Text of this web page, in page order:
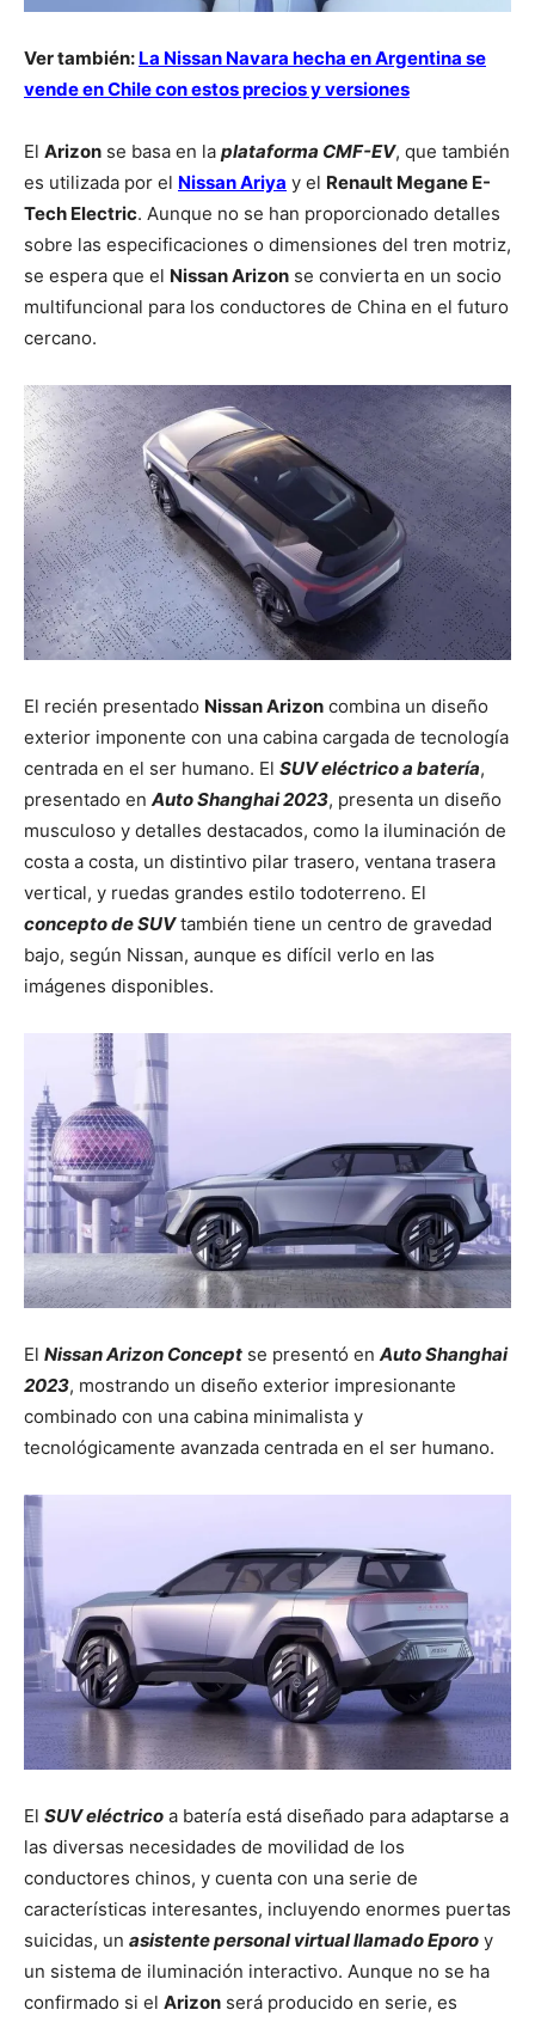
Ver también: La Nissan Navara hecha en Argentina se
vende en Chile con estos precios y versiones
El Arizon se basa en la plataforma CMF-EV, que también
es utilizada por el Nissan Ariya y el Renault Megane E-
Tech Electric. Aunque no se han proporcionado detalles
sobre las especificaciones o dimensiones del tren motriz,
se espera que el Nissan Arizon se convierta en un socio
multifuncional para los conductores de China en el futuro
cercano.
El recién presentado Nissan Arizon combina un diseño
exterior imponente con una cabina cargada de tecnología
centrada en el ser humano. El SUV eléctrico a batería,
presentado en Auto Shanghai 2023, presenta un diseño
musculoso y detalles destacados, como la iluminación de
costa a costa, un distintivo pilar trasero, ventana trasera
vertical, y ruedas grandes estilo todoterreno. El
concepto de SUVtambién tiene un centro de gravedad
bajo, según Nissan, aunque es difícil verlo en las
imágenes disponibles.
El Nissan Arizon Concept se presentó en Auto Shanghai
2023, mostrando un diseño exterior impresionante
combinado con una cabina minimalista y
tecnológicamente avanzada centrada en el ser humano.
El SUV eléctrico a batería está diseñado para adaptarse a
las diversas necesidades de movilidad de los
conductores chinos, y cuenta con una serie de
características interesantes, incluyendo enormes puertas
suicidas, un asistente personal virtual llamado Eporo y
un sistema de iluminación interactivo. Aunque no se ha
confirmado si el Arizon será producido en serie, es